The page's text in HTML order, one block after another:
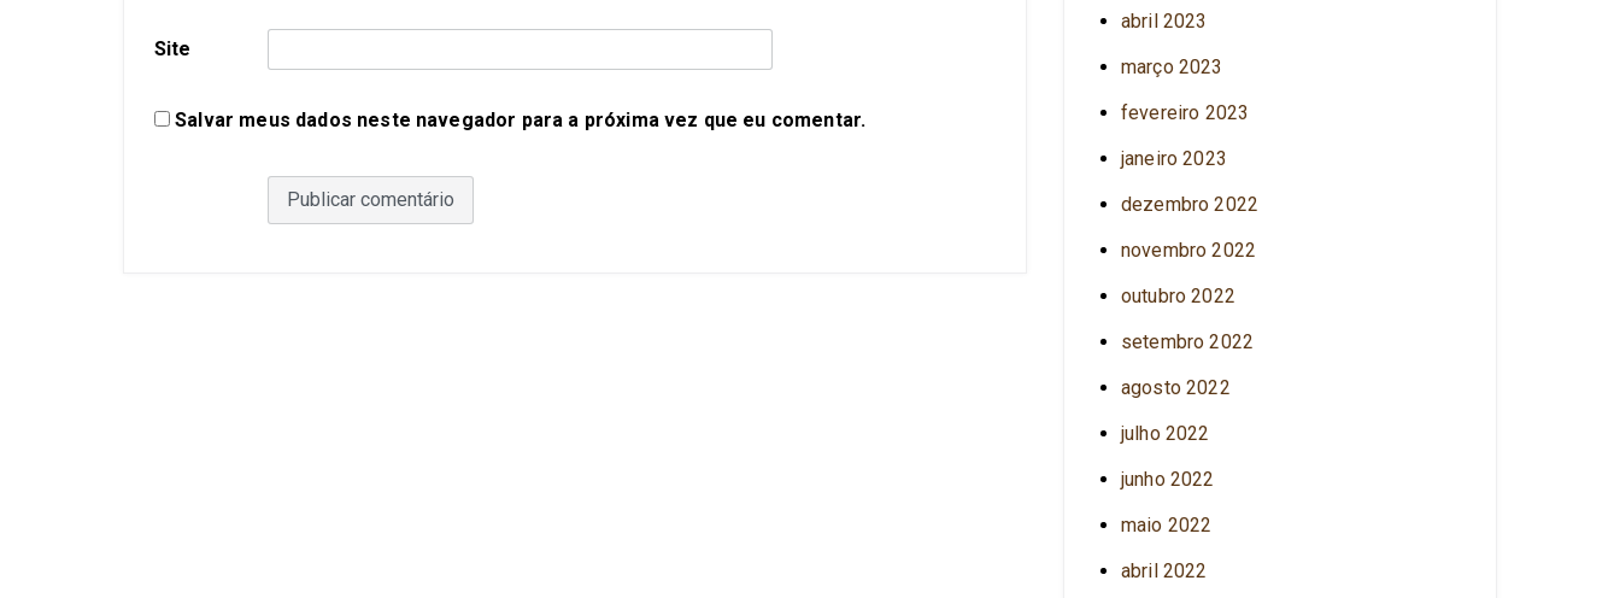
Site
Salvar meus dados neste navegador para a próxima vez que eu comentar.
abril 2023
março 2023
fevereiro 2023
janeiro 2023
dezembro 2022
novembro 2022
outubro 2022
setembro 2022
agosto 2022
julho 2022
junho 2022
maio 2022
abril 2022